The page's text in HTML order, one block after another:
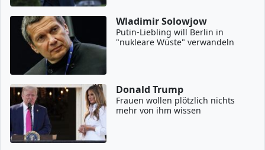
Wladimir Solowjow
Putin-Liebling will Berlin in
"nukleare Wüste" verwandeln
Donald Trump
Frauen wollen plötzlich nichts
mehr von ihm wissen